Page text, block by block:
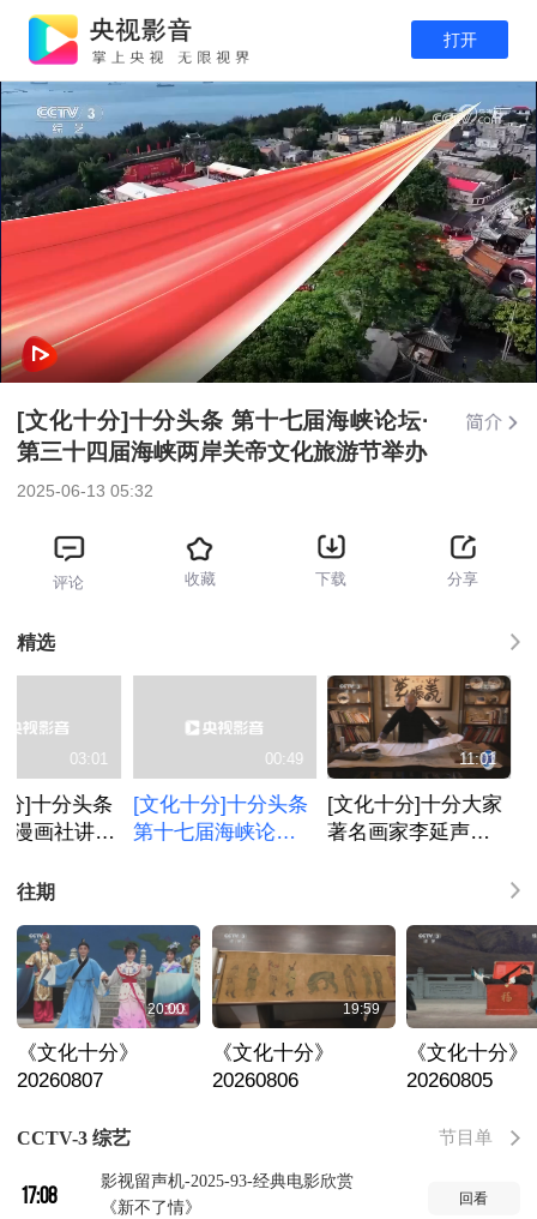
打开
[文化十分]十分头条 第十七届海峡论坛·
第三十四届海峡两岸关帝文化旅游节举办
2025-06-13 05:32
评论 收藏 下载 分享
精选
03:01
]十分头条
漫画社讲
艺术巨匠
00:49
[文化十分]十分头条
第十七届海峡论坛·
11:01
[文化十分]十分大家
著名画家李延声：
往期
20:00
《文化十分》
20260807
19:59
《文化十分》
20260806
《文化十分》
20260805
CCTV-3 综艺 节目单
11:30 开门大吉-2026-30 回看
12:50 综艺喜乐汇-2026-1056 回看
13:46
14:50 综艺喜乐汇-2026-833 六姊妹 7/38 回看
15:36 综艺喜乐汇-2026-834 六姊妹 8/38 回看
17:08
影视留声机-2025-93-经典电影欣赏
《新不了情》
回看